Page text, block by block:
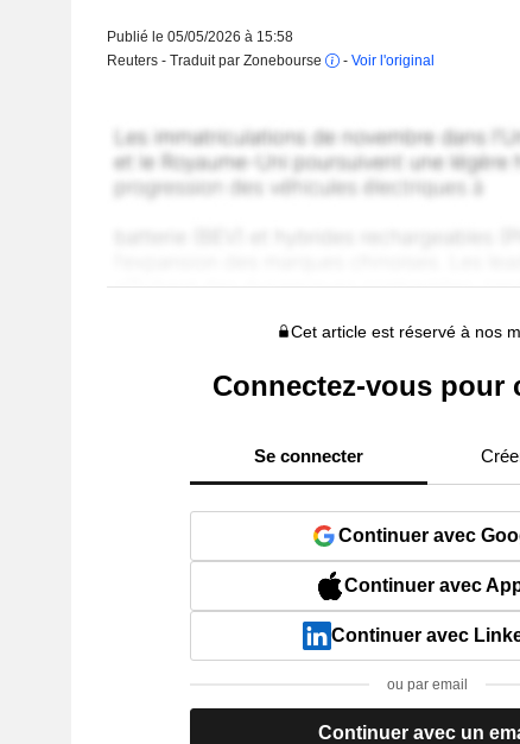
Publié le 05/05/2026 à 15:58
Reuters - Traduit par Zonebourse
- Voir l'original
Cet article est réservé à nos
Connectez-vous pour
Se connecter
Continuer avec
Continuer avec
Continuer avec
ou par email
Continuer avec un